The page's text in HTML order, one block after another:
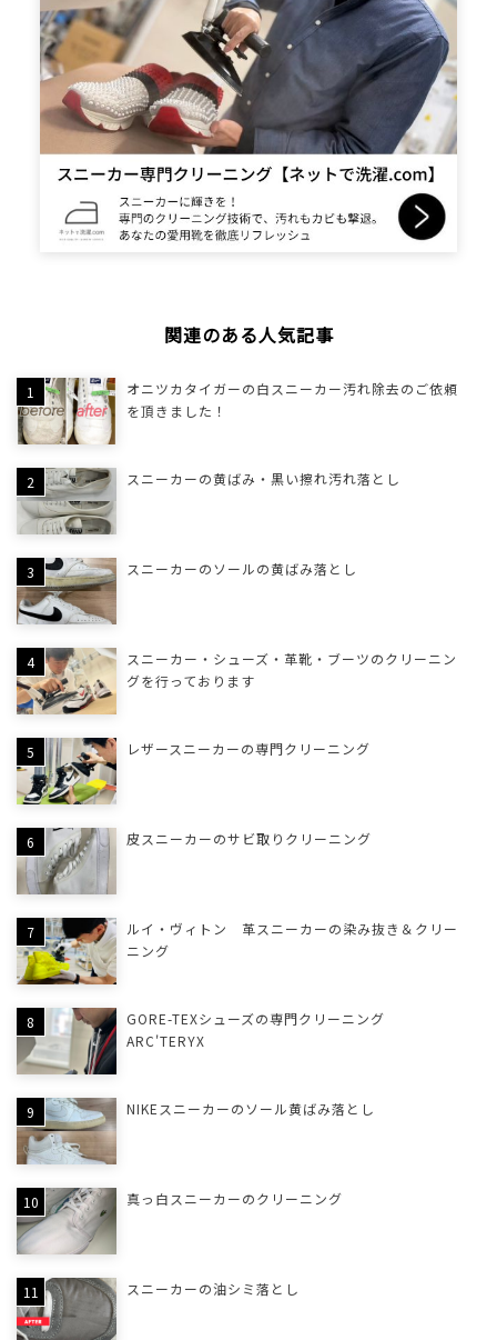
関連のある人気記事
オニツカタイガーの白スニーカー汚れ除去のご依頼
を頂きました！
スニーカーの黄ばみ・黒い擦れ汚れ落とし
スニーカーのソールの黄ばみ落とし
スニーカー・シューズ・革靴・ブーツのクリーニン
グを行っております
レザースニーカーの専門クリーニング
皮スニーカーのサビ取りクリーニング
ルイ・ヴィトン 革スニーカーの染み抜き＆クリー
ニング
GORE-TEXシューズの専門クリーニング
ARC'TERYX
NIKEスニーカーのソール黄ばみ落とし
真っ白スニーカーのクリーニング
スニーカーの油シミ落とし